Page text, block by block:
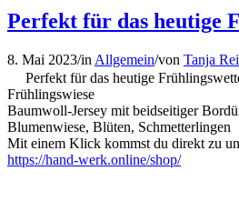
Perfekt für das heutige
8. Mai 2023/in Allgemein/von Tanja
Perfekt für das heutige
Frühlingswiese
Baumwoll-Jersey mit beidseitiger
Blumenwiese, Blüten, Schmetterlingen
Mit einem Klick kommst du direkt zu
https://hand-werk.online/shop/